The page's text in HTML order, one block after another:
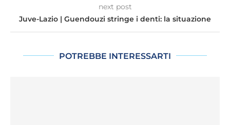
next post
Juve-Lazio | Guendouzi stringe i denti: la situazione
POTREBBE INTERESSARTI